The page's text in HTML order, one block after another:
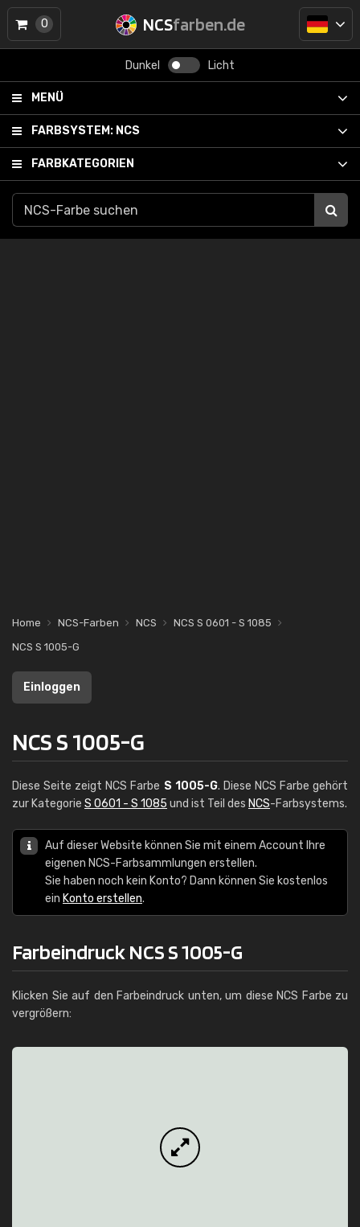
NCSfarben.de
Dunkel Licht
MENÜ
FARBSYSTEM: NCS
FARBKATEGORIEN
0
Home NCS-Farben NCS
NCS S 0601 - S 1085
NCS S 1005-G
Einloggen
NCS S 1005-G
Diese Seite zeigt NCS Farbe S 1005-G. Diese NCS Farbe gehört
zur Kategorie S 0601 - S 1085 und ist Teil des NCS-Farbsystems.
Auf dieser Website können Sie mit einem Account Ihre
eigenen NCS-Farbsammlungen erstellen.
Sie haben noch kein Konto? Dann können Sie kostenlos
ein Konto erstellen.
Farbeindruck NCS S 1005-G
Klicken Sie auf den Farbeindruck unten, um diese NCS Farbe zu
vergrößern: